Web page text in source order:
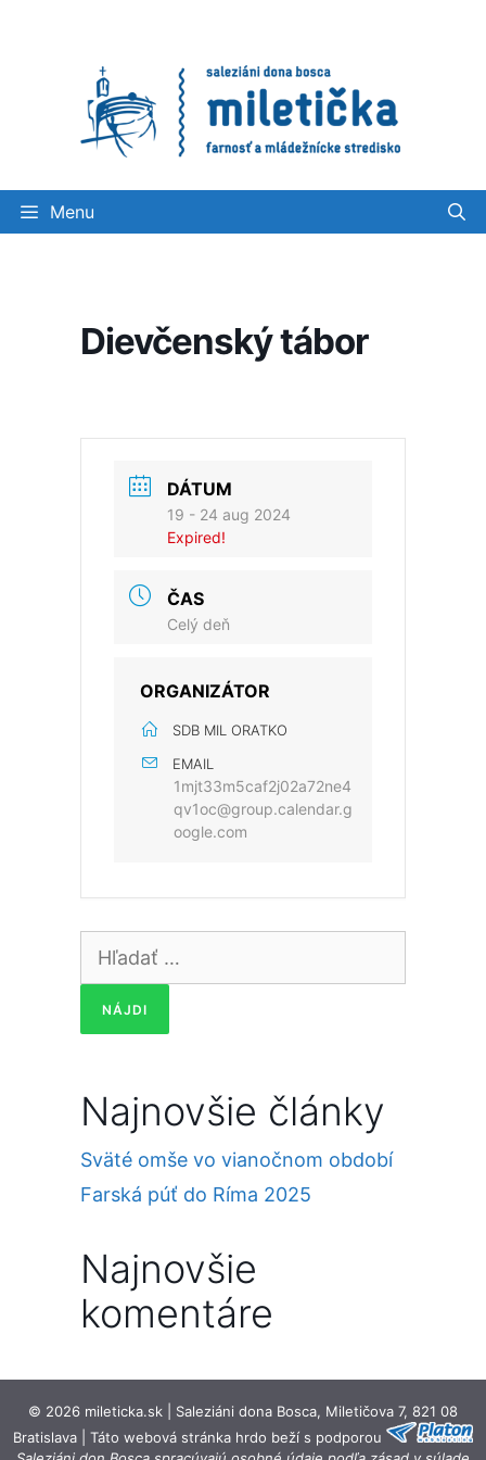
Menu
Dievčenský tábor
DÁTUM
19 - 24 aug 2024
Expired!
ČAS
Celý deň
ORGANIZÁTOR
SDB MIL ORATKO
EMAIL
1mjt33m5caf2j02a72ne4
qv1oc@group.calendar.g
oogle.com
Hľadať:
Najnovšie články
Sväté omše vo vianočnom období
Farská púť do Ríma 2025
Najnovšie
komentáre
© 2026 mileticka.sk | Saleziáni dona Bosca, Miletičova 7, 821 08
Bratislava | Táto webová stránka hrdo beží s podporou